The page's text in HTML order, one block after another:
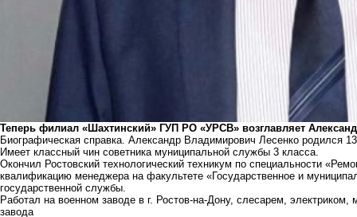
Теперь филиал «Шахтинский» ГУП РО «УРСВ» возглавляет
Биографическая справка. Александр Владимирович Лесенко родился
Имеет классный чин советника муниципальной службы 3 класса.
Окончил Ростовский технологический техникум по специальности
квалификацию менеджера на факультете «Государственное и
государственной службы.
Работал на военном заводе в г. Ростов-на-Дону, слесарем,
завода